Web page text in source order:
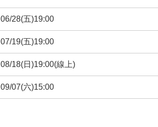
06/28(五)19:00
07/19(五)19:00
08/18(日)19:00(線上)
09/07(六)15:00